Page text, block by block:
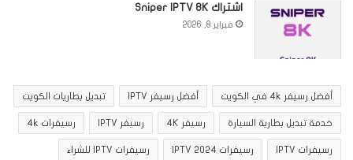
اشتراك Sniper IPTV 8K
فبراير 8, 2026
أفضل رسيفر 4k في الكويت أفضل رسيفر IPTV تبديل بطاريات الكويت
خدمة تبديل بطارية السيارة رسيفر 4K رسيفر IPTV رسيفرات 4k
رسيفرات IPTV رسيفرات IPTV 2024 رسيفرات IPTV للشراء